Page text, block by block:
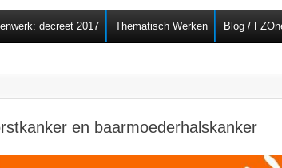
Overslaan en naar de
algemene inhoud gaan
decreet 2017 Thematisch Werken Blog /
en baarmoederhalskanker